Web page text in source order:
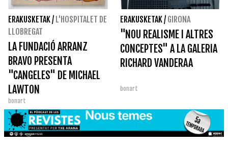
ERAKUSKETAK/ L'HOSPITALET DE
LLOBREGAT
LA FUNDACIÓ ARRANZ
BRAVO PRESENTA
"CANGELES" DE MICHAEL
LAWTON
bonart
ERAKUSKETAK/ GIRONA
"NOU REALISME I ALTRES
CONCEPTES" A LA GALERIA
RICHARD VANDERAA
bonart